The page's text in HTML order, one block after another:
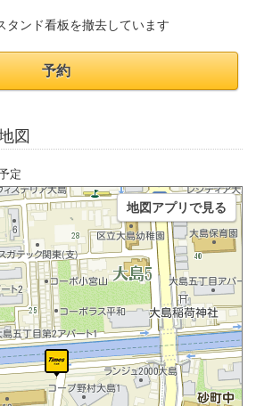
ンド看板を撤去しています
予約
図
定
地図アプリで見る